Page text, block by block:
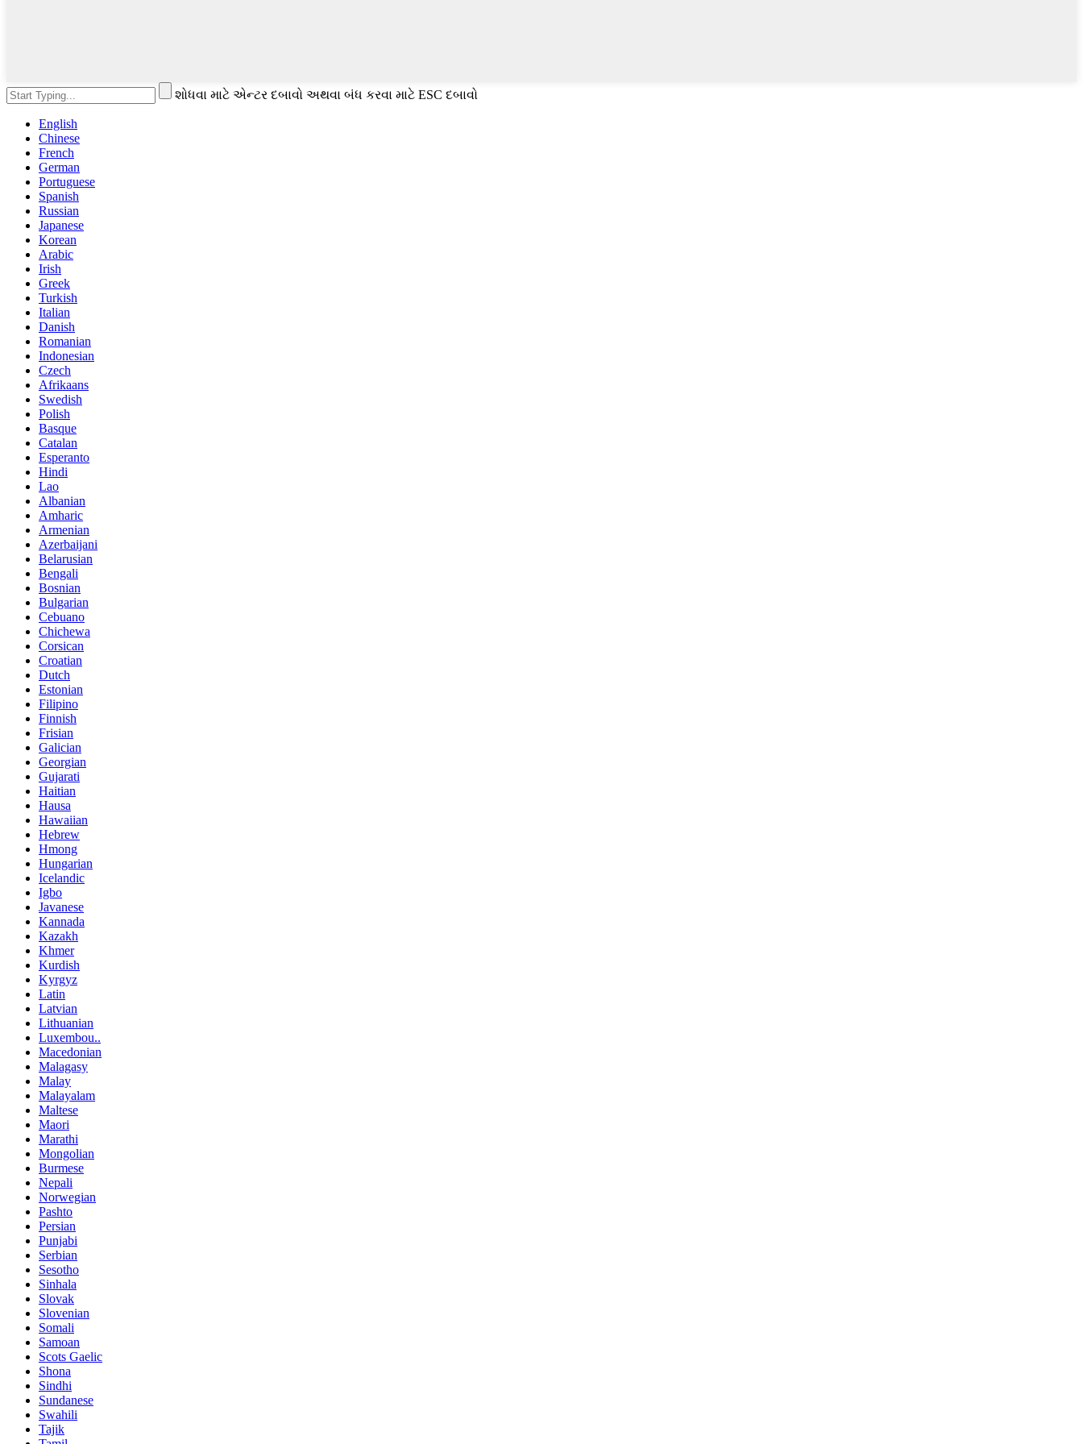
શોધવા માટે એન્ટર દબાવો અથવા બંધ કરવા માટે ESC દબાવો
English
Chinese
French
German
Portuguese
Spanish
Russian
Japanese
Korean
Arabic
Irish
Greek
Turkish
Italian
Danish
Romanian
Indonesian
Czech
Afrikaans
Swedish
Polish
Basque
Catalan
Esperanto
Hindi
Lao
Albanian
Amharic
Armenian
Azerbaijani
Belarusian
Bengali
Bosnian
Bulgarian
Cebuano
Chichewa
Corsican
Croatian
Dutch
Estonian
Filipino
Finnish
Frisian
Galician
Georgian
Gujarati
Haitian
Hausa
Hawaiian
Hebrew
Hmong
Hungarian
Icelandic
Igbo
Javanese
Kannada
Kazakh
Khmer
Kurdish
Kyrgyz
Latin
Latvian
Lithuanian
Luxembou..
Macedonian
Malagasy
Malay
Malayalam
Maltese
Maori
Marathi
Mongolian
Burmese
Nepali
Norwegian
Pashto
Persian
Punjabi
Serbian
Sesotho
Sinhala
Slovak
Slovenian
Somali
Samoan
Scots Gaelic
Shona
Sindhi
Sundanese
Swahili
Tajik